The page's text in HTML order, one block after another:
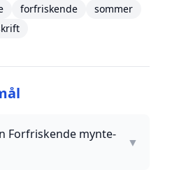
forfriskende
sommer
Forfriskende mynte-
▼